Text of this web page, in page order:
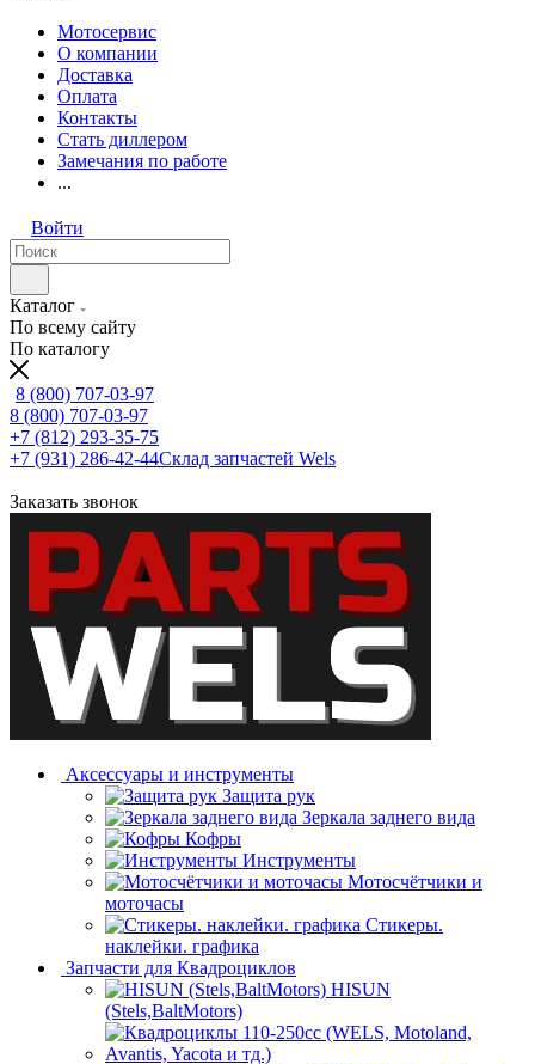
Мотосервис
О компании
Доставка
Оплата
Контакты
Стать диллером
Замечания по работе
...
Войти
Каталог
По всему сайту
По каталогу
8 (800) 707-03-97
8 (800) 707-03-97
+7 (812) 293-35-75
+7 (931) 286-42-44Склад запчастей Wels
Заказать звонок
Аксессуары и инструменты
Защита рук
Зеркала заднего вида
Кофры
Инструменты
Мотосчётчики и
моточасы
Стикеры.
наклейки. графика
Запчасти для Квадроциклов
HISUN
(Stels,BaltMotors)